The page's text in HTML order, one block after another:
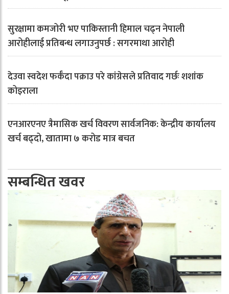
सुरक्षामा कमजोरी भए पाकिस्तानी हिमाल चढ्न नेपाली
आरोहीलाई प्रतिबन्ध लगाउनुपर्छ : सगरमाथा आरोही
देउवा स्वदेश फर्कँदा पक्राउ परे कांग्रेसले प्रतिवाद गर्छः शशांक
कोइराला
एनआरएनए त्रैमासिक खर्च विवरण सार्वजनिक: केन्द्रीय कार्यालय
खर्च बढ्दो, खातामा ७ करोड मात्र बचत
सम्बन्धित खवर